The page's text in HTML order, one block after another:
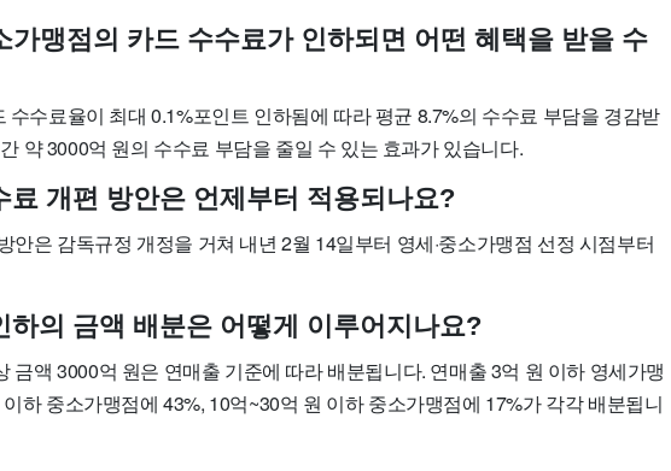
가맹점의 카드 수수료가 인하되면 어떤 혜택을 받을 수
수수료율이 최대 0.1%포인트 인하됨에 따라 평균 8.7%의 수수료 부담을 경감받
약 3000억 원의 수수료 부담을 줄일 수 있는 효과가 있습니다.
료 개편 방안은 언제부터 적용되나요?
안은 감독규정 개정을 거쳐 내년 2월 14일부터 영세·중소가맹점 선정 시점부터
하의 금액 배분은 어떻게 이루어지나요?
금액 3000억 원은 연매출 기준에 따라 배분됩니다. 연매출 3억 원 이하 영세가맹
하 중소가맹점에 43%, 10억~30억 원 이하 중소가맹점에 17%가 각각 배분됩니